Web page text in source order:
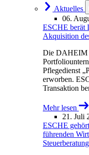
Aktuelles
06.
ESCHE berät
Akquisition
Die DAHEIM
Pflegedienst
erworben.
Transaktion
Mehr lesen
21. Juli
ESCHE
führenden